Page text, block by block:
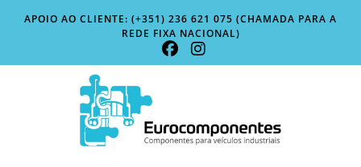
APOIO AO CLIENTE: (+351) 236 621 075 (CHAMADA PARA A
REDE FIXA NACIONAL)